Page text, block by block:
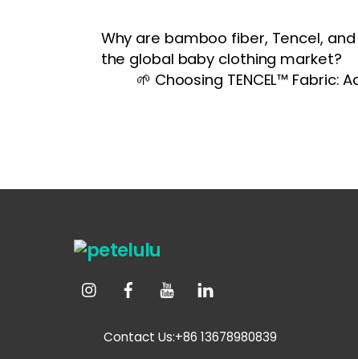
Why are bamboo fiber, Tencel,
the global baby clothing market?
🌱 Choosing TENCEL™ Fabric:
Contact Us:+86 13678980839